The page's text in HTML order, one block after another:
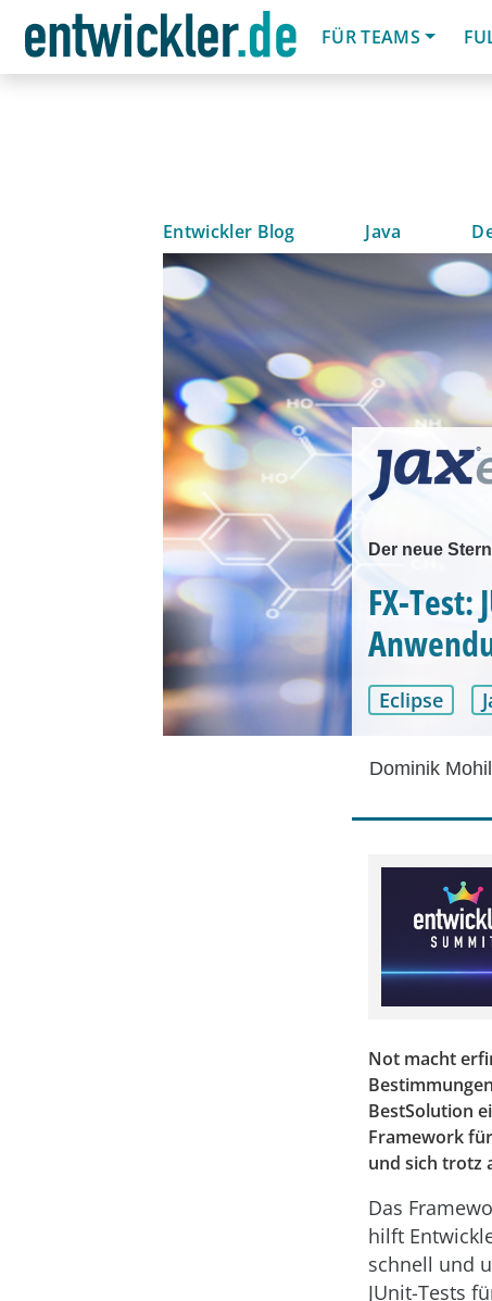
FÜR TEAMS
Entwickler Blog Java
Der neue
FX-Test:
Eclipse
Dominik
Not macht
BestSolution
Framework
und sich trotz
Das
hilft
schnell und
JUnit-Tests